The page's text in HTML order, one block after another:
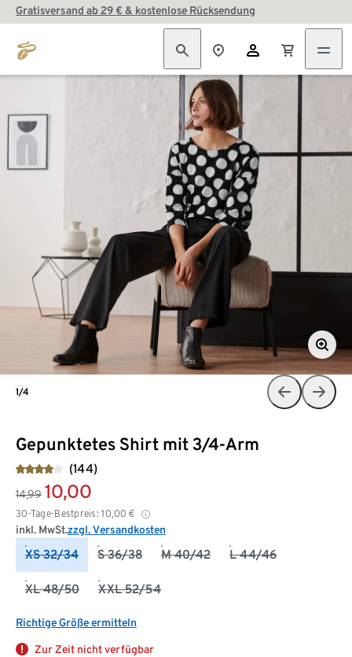
Gratisversand ab 29 € & kostenlose Rücksendung
Gepunktetes Shirt mit 3/4-Arm
(144)
14,99 10,00
30-Tage-Bestpreis: 10,00 €
inkl. MwSt.zzgl. Versandkosten
XS 32/34 S 36/38 M 40/42 L 44/46
XL 48/50 XXL 52/54
Richtige Größe ermitteln
Zur Zeit nicht verfügbar
1/4